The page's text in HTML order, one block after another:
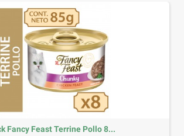
Fancy Feast Terrine Pollo 8...